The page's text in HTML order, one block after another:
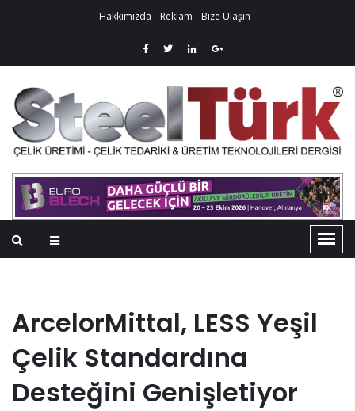
Hakkımızda Reklam Bize Ulaşın
ArcelorMittal, LESS Yeşil
Çelik Standardına
Desteğini Genişletiyor